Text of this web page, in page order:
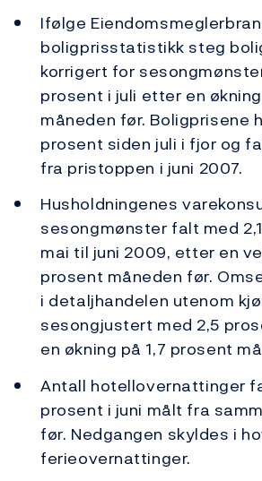
Ifølge
boligprisstatistikk steg
korrigert for
prosent i juli etter en
måneden før. Boligprisene
prosent siden juli i fjor og
fra pristoppen i juni 2007.
Husholdningenes
sesongmønster falt med
mai til juni 2009, etter en
prosent måneden før.
i detaljhandelen utenom
sesongjustert med 2,5
en økning på 1,7 prosent
Antall hotellovernattinger
prosent i juni målt fra
før. Nedgangen skyldes i
ferieovernattinger.